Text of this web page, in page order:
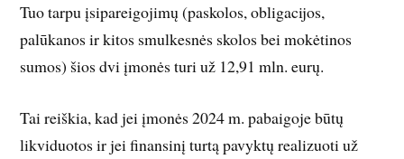
Tuo tarpu įsipareigojimų (paskolos, obligacijos,
palūkanos ir kitos smulkesnės skolos bei mokėtinos
sumos) šios dvi įmonės turi už 12,91 mln. eurų.
Tai reiškia, kad jei įmonės 2024 m. pabaigoje būtų
likviduotos ir jei finansinį turtą pavyktų realizuoti už